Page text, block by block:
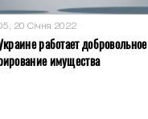
20 Січня 2022
работает добровольное
имущества